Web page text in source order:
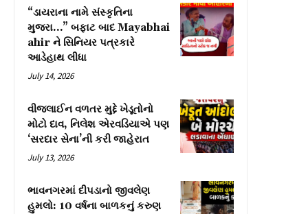
“ડાયરાના નામે સંસ્કૃતિના
મુજરા…” બફાટ બાદ Mayabhai
ahir ને સિનિયર પત્રકારે
આડેહાથ લીધા
July 14, 2026
વીજલાઈન વળતર મુદ્દે ખેડૂતોનો
મોટો દાવ, નિલેશ એરવડિયાએ પણ
‘સરદાર સેના’ની કરી જાહેરાત
July 13, 2026
ભાવનગરમાં દીપડાનો જીવલેણ
હુમલો: 10 વર્ષના બાળકનું કરુણ